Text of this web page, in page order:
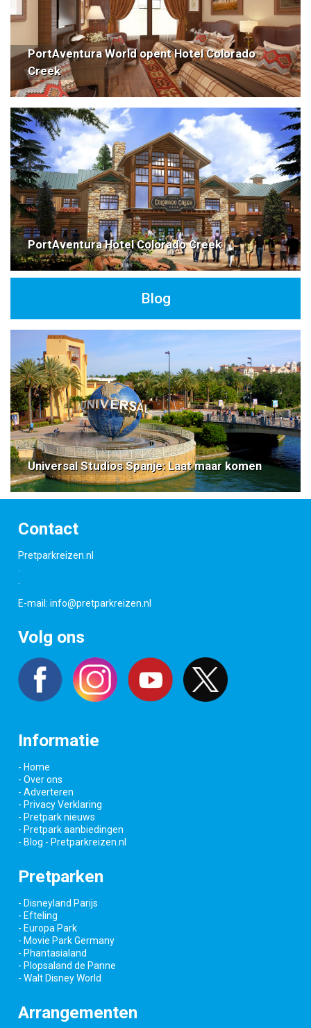
PortAventura World opent Hotel Colorado
Creek
PortAventura Hotel Colorado Creek
Blog
Universal Studios Spanje: Laat maar komen
Contact
Pretparkreizen.nl
E-mail: info@pretparkreizen.nl
Volg ons
Informatie
- Home
- Over ons
- Adverteren
- Privacy Verklaring
- Pretpark nieuws
- Pretpark aanbiedingen
- Blog - Pretparkreizen.nl
Pretparken
- Disneyland Parijs
- Efteling
- Europa Park
- Movie Park Germany
- Phantasialand
- Plopsaland de Panne
- Walt Disney World
Arrangementen